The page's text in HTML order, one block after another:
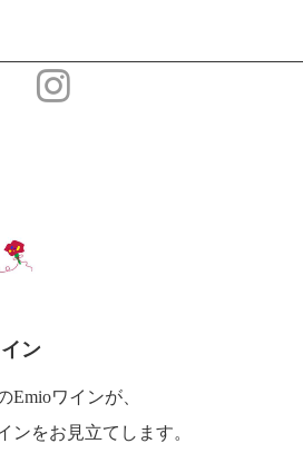
ン
Emioワインが、
ンをお見立てします。